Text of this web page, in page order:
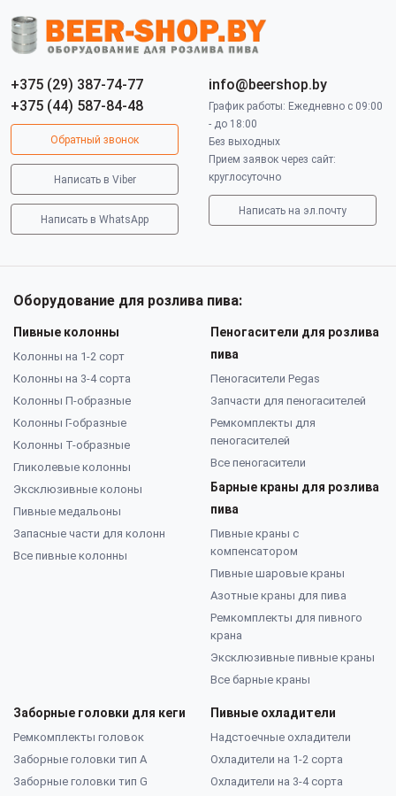
+375 (29) 387-74-77
+375 (44) 587-84-48
Обратный звонок
Написать в Viber
Написать в WhatsApp
info@beershop.by
График работы: Ежедневно с 09:00
- до 18:00
Без выходных
Прием заявок через сайт:
круглосуточно
Написать на эл.почту
Оборудование для розлива пива:
Пивные колонны
Колонны на 1-2 сорт
Колонны на 3-4 сорта
Колонны П-образные
Колонны Г-образные
Колонны Т-образные
Гликолевые колонны
Эксклюзивные колоны
Пивные медальоны
Запасные части для колонн
Все пивные колонны
Пеногасители для розлива
пива
Пеногасители Pegas
Запчасти для пеногасителей
Ремкомплекты для
пеногасителей
Все пеногасители
Барные краны для розлива
пива
Пивные краны с
компенсатором
Пивные шаровые краны
Азотные краны для пива
Ремкомплекты для пивного
крана
Эксклюзивные пивные краны
Все барные краны
Заборные головки для кеги
Ремкомплекты головок
Заборные головки тип А
Заборные головки тип G
Пивные охладители
Надстоечные охладители
Охладители на 1-2 сорта
Охладители на 3-4 сорта